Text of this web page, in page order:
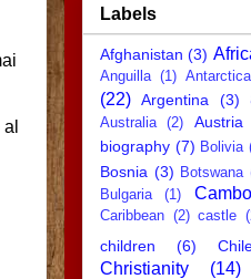
Labels
Afghanistan (3)
Anguilla (1) Antarctica
(22) Argentina (3)
Australia
(2) Austria
biography (7) Bolivia
Bosnia (3) Botswana
Bulgaria (1)
Caribbean (2) castle
children (6)
Christianity (14)